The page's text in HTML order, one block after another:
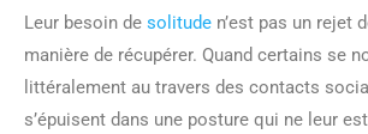
Leur besoin de solitude n’est pas un rejet
manière de récupérer. Quand certains se
littéralement au travers des contacts
s’épuisent dans une posture qui ne leur